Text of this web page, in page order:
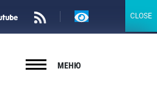
Версия
МЕНЮ
CLOSE
CLOSE